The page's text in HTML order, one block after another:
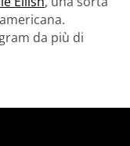
da più di